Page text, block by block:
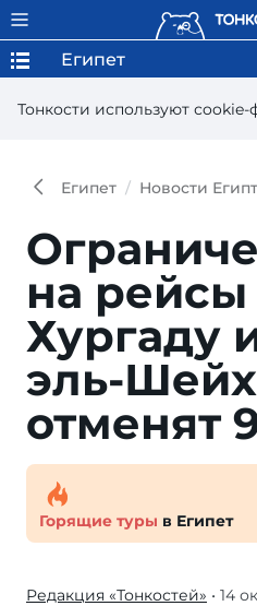
Тонкости используют
Египет
Египет Новости
на рейсы
Хургаду
эль-Шейх
отменят
Горящие туры в Египет
Редакция «Тонкостей» • 14